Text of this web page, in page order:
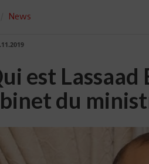
News
est
du